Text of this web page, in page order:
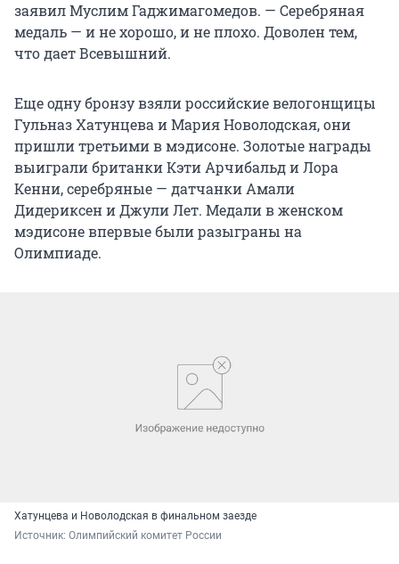
заявил Муслим Гаджимагомедов. — Серебряная
медаль — и не хорошо, и не плохо. Доволен тем,
что дает Всевышний.
Еще одну бронзу взяли российские велогонщицы
Гульназ Хатунцева и Мария Новолодская, они
пришли третьими в мэдисоне. Золотые награды
выиграли британки Кэти Арчибальд и Лора
Кенни, серебряные — датчанки Амали
Дидериксен и Джули Лет. Медали в женском
мэдисоне впервые были разыграны на
Олимпиаде.
Хатунцева и Новолодская в финальном заезде
Источник: Олимпийский комитет России